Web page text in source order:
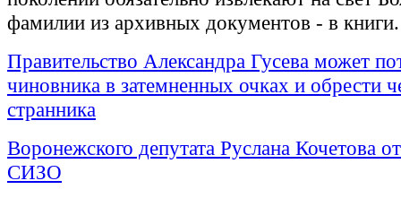
фамилии из архивных документов - в книги.
Правительство Александра Гусева может
чиновника в затемненных очках и обрести
странника
Воронежского депутата Руслана Кочетова
СИЗО